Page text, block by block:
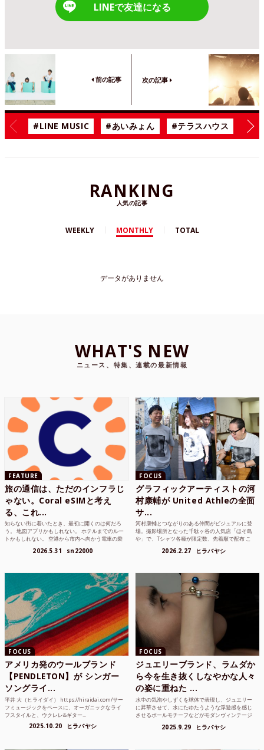
LINEで友達になる
前の記事 次の記事
#LINE MUSIC #あいみょん #テラスハウス #漫
RANKING
人気の記事
WEEKLY MONTHLY TOTAL
データがありません
WHAT'S NEW
ニュース、特集、連載の最新情報
FEATURE
旅の通信は、ただのインフラじ
ゃない。Coral eSIMと考え
る、これ...
知らない街に着いたとき、最初に開くのは何だろ
う。 地図アプリかもしれない。 ホテルまでのルー
トかもしれない。 空港から市内へ向かう電車の乗
2026.5.31 sn22000
FOCUS
グラフィックアーティストの河
村康輔が United Athleの全面
サ...
河村康輔とつながりのある仲間がビジュアルに登
場。撮影場所となった千駄ヶ谷の人気店「ほそ島
や」で、Tシャツ各種が限定数、先着順で配布 こ
2026.2.27 ヒラバヤシ
FOCUS
アメリカ発のウールブランド
【PENDLETON】が シンガー
ソングライ...
平井 大（ヒライダイ） https://hiraidai.com/サー
フミュージックをベースに、オーガニックなライ
フスタイルと、ウクレレ&ギター...
2025.10.20 ヒラバヤシ
FOCUS
ジュエリーブランド、ラムダか
ら今を生き抜くしなやかな人々
の姿に重ねた ...
水中の気泡やしずくを球体で表現し、ジュエリー
に昇華させて、水にたゆたうような浮遊感を感じ
させるボールモチーフなどがモダンヴィンテージ
2025.9.29 ヒラバヤシ